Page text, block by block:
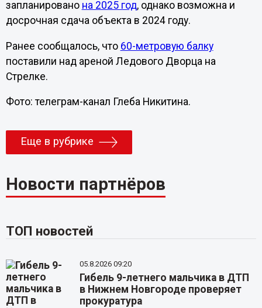
запланировано на 2025 год, однако возможна и
досрочная сдача объекта в 2024 году.
Ранее сообщалось, что 60-метровую балку
поставили над ареной Ледового Дворца на
Стрелке.
Фото: телеграм-канал Глеба Никитина.
Еще в рубрике
Новости партнёров
ТОП новостей
05.8.2026 09:20
Гибель 9-летнего мальчика в ДТП
в Нижнем Новгороде проверяет
прокуратура